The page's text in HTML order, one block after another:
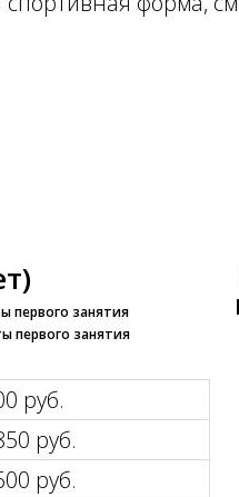
первого занятия
первого занятия
руб.
руб.
руб.